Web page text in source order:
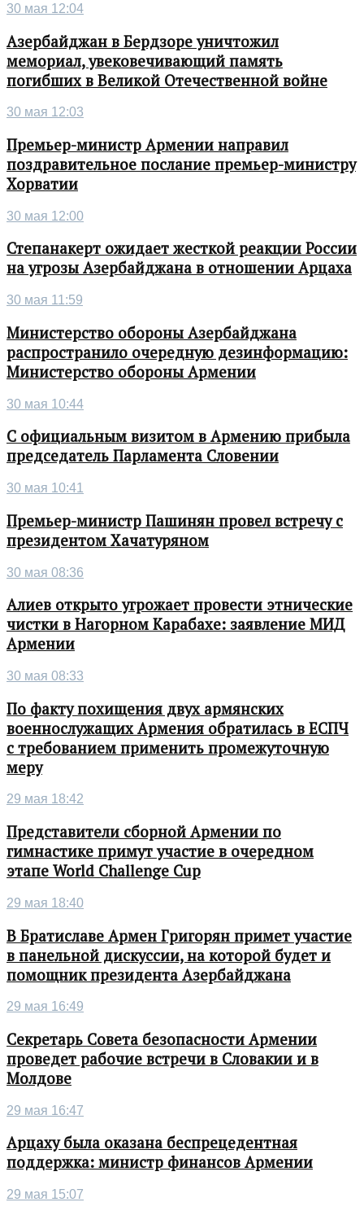
30 мая 12:04
Азербайджан в Бердзоре уничтожил
мемориал, увековечивающий память
погибших в Великой Отечественной войне
30 мая 12:03
Премьер-министр Армении направил
поздравительное послание премьер-министру
Хорватии
30 мая 12:00
Степанакерт ожидает жесткой реакции России
на угрозы Азербайджана в отношении Арцаха
30 мая 11:59
Министерство обороны Азербайджана
распространило очередную дезинформацию:
Министерство обороны Армении
30 мая 10:44
С официальным визитом в Армению прибыла
председатель Парламента Словении
30 мая 10:41
Премьер-министр Пашинян провел встречу с
президентом Хачатуряном
30 мая 08:36
Алиев открыто угрожает провести этнические
чистки в Нагорном Карабахе: заявление МИД
Армении
30 мая 08:33
По факту похищения двух армянских
военнослужащих Армения обратилась в ЕСПЧ
с требованием применить промежуточную
меру
29 мая 18:42
Представители сборной Армении по
гимнастике примут участие в очередном
этапе World Challenge Cup
29 мая 18:40
В Братиславе Армен Григорян примет участие
в панельной дискуссии, на которой будет и
помощник президента Азербайджана
29 мая 16:49
Секретарь Совета безопасности Армении
проведет рабочие встречи в Словакии и в
Молдове
29 мая 16:47
Арцаху была оказана беспрецедентная
поддержка: министр финансов Армении
29 мая 15:07